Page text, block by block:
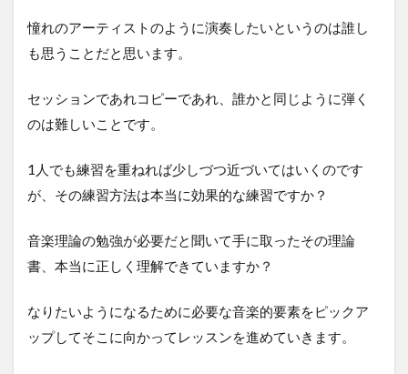
憧れのアーティストのように演奏したいというのは誰し
も思うことだと思います。
セッションであれコピーであれ、誰かと同じように弾く
のは難しいことです。
1人でも練習を重ねれば少しづつ近づいてはいくのです
が、その練習方法は本当に効果的な練習ですか？
音楽理論の勉強が必要だと聞いて手に取ったその理論
書、本当に正しく理解できていますか？
なりたいようになるために必要な音楽的要素をピックア
ップしてそこに向かってレッスンを進めていきます。